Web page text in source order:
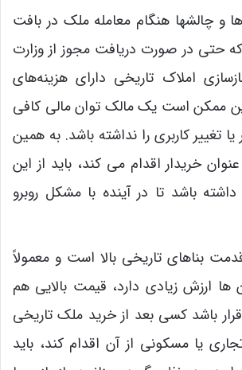
و چالشها هنگام معامله ملک در بافت
حتی در صورت دریافت مجوز از وزارت
املاک تاریخی دارای هزینه‌های
ممکن است یک مالک توان مالی کافی
یا تغییر کاربری را نداشته باشد. به همین
خریدار اقدام می ‌کند، باید از این
باشد تا در آینده با مشکل روبرو
بناهای تاریخی بالا است و معمولاً
ارزش زیادی دارد، قیمت بالایی هم
قرار باشد کسی بعد از خرید ملک تاریخی
یا مسکونی از آن اقدام کند، باید